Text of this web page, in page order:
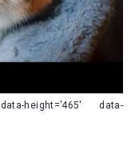
height=’465′ data-